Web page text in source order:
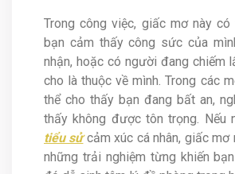
Trong công việc, giấc mơ này có
bạn cảm thấy công sức của
nhận, hoặc có người đang chiếm
cho là thuộc về mình. Trong các
thể cho thấy bạn đang bất an,
thấy không được tôn trọng. Nếu
tiểu sửcảm xúc cá nhân, giấc mơ
những trải nghiệm từng khiến